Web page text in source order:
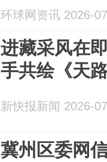
活动
环球网资讯 2026-
进藏采风在
手共绘《天
新快报新闻 2026-
冀州区委网